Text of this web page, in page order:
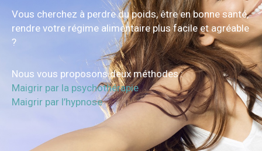
Vous cherchez à perdre du poids, être en bonne santé,
rendre votre régime alimentaire plus facile et agréable
?
Nous vous proposons deux méthodes :
Maigrir par la psychothérapie
Maigrir par l’hypnose